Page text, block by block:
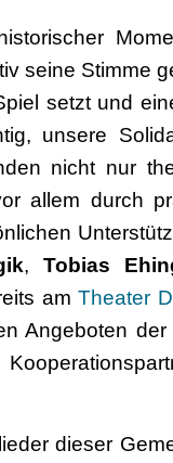
seine Stimme
setzt und
unsere
nicht nur
allem durch
, Tobias
amTheater
Angeboten der
dieser